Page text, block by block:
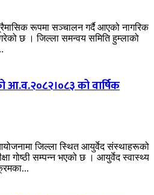
रूपमा सञ्चालन गर्दै आएको नागरिक
छ । जिल्ला समन्वय समिति हुम्लाको
को वार्षिक
जिल्ला स्थित आयुर्वेद संस्थाहरूको
गोष्ठी सम्पन्न भएको छ । आयुर्वेद स्वास्थ्य